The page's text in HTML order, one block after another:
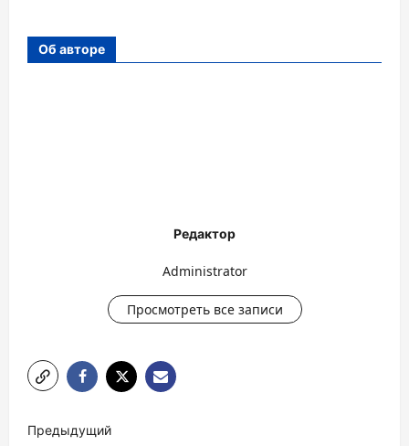
Об авторе
Редактор
Administrator
Просмотреть все записи
Предыдущий